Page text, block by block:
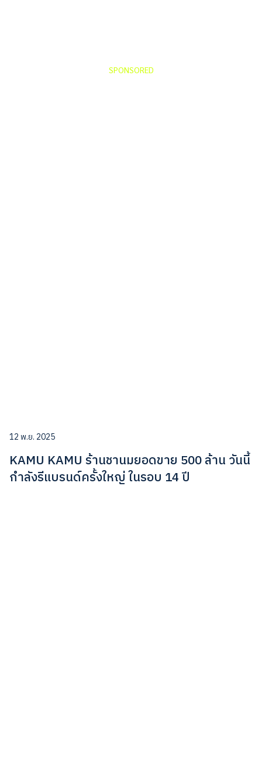
SPONSORED
12 พ.ย. 2025
KAMU KAMU ร้านชานมยอดขาย 500 ล้าน วันนี้
กำลังรีแบรนด์ครั้งใหญ่ ในรอบ 14 ปี